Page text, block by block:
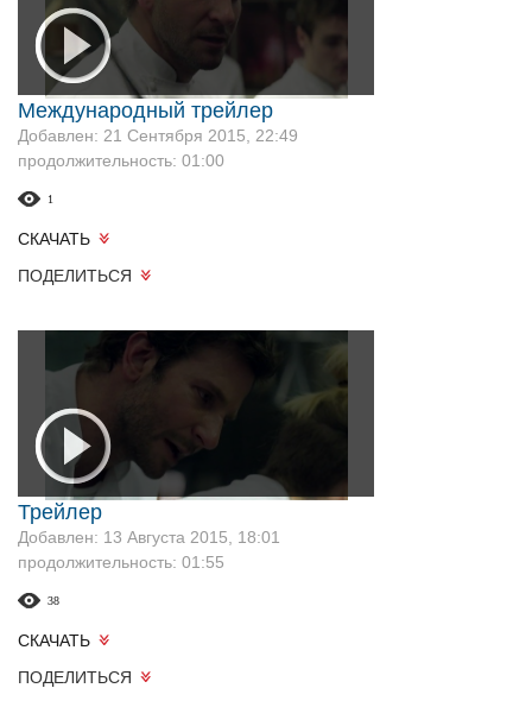
Международный трейлер
Добавлен: 21 Сентября 2015, 22:49
продолжительность: 01:00
1
СКАЧАТЬ
ПОДЕЛИТЬСЯ
Трейлер
Добавлен: 13 Августа 2015, 18:01
продолжительность: 01:55
38
СКАЧАТЬ
ПОДЕЛИТЬСЯ